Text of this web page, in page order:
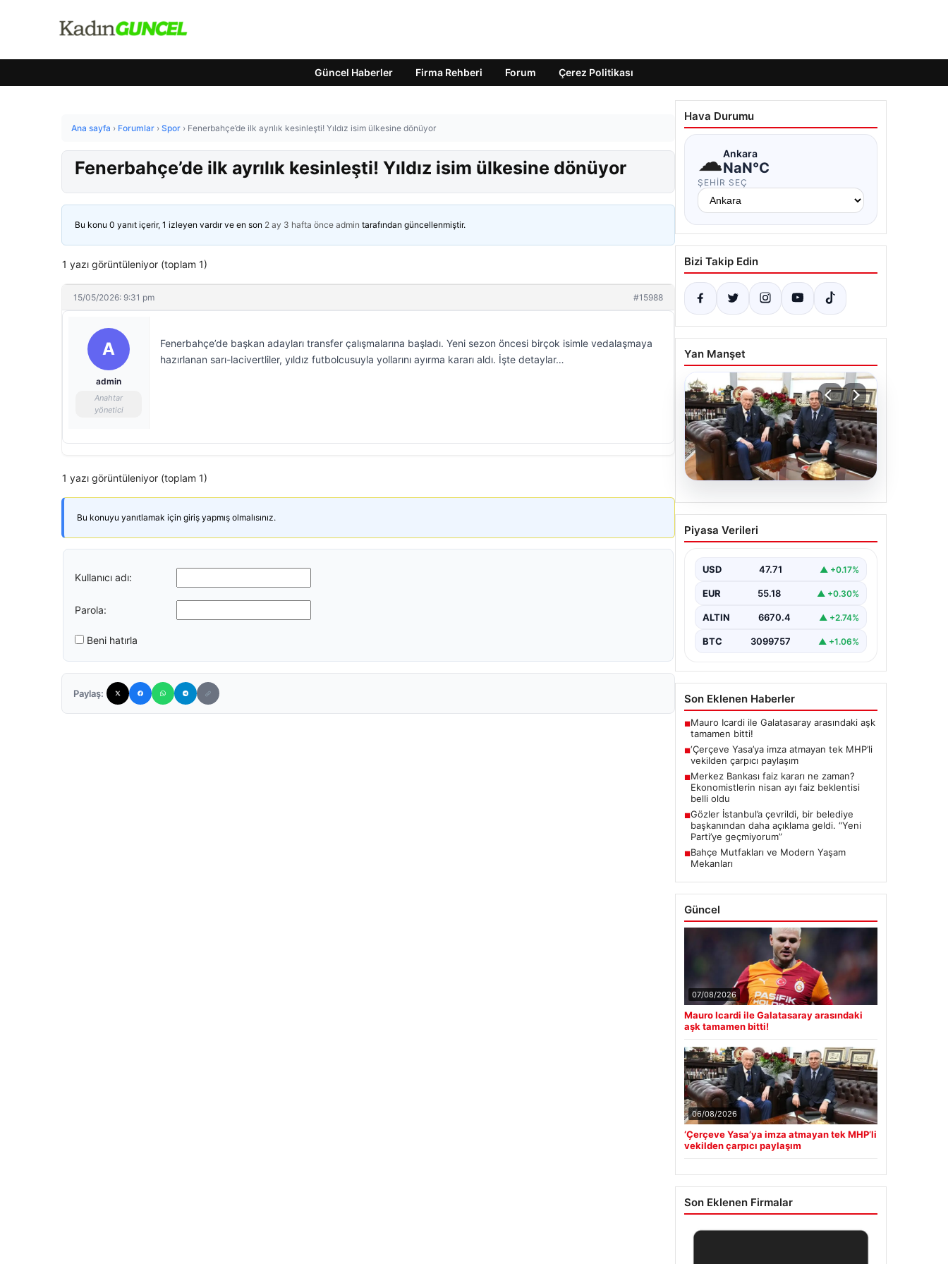
Güncel Haberler Firma Rehberi Forum Çerez Politikası
Ana sayfa › Forumlar › Spor › Fenerbahçe’de ilk ayrılık kesinleşti! Yıldız isim ülkesine dönüyor
Fenerbahçe’de ilk ayrılık kesinleşti! Yıldız isim ülkesine dönüyor
Bu konu 0 yanıt içerir, 1 izleyen vardır ve en son 2 ay 3 hafta önce admin tarafından güncellenmiştir.
1 yazı görüntüleniyor (toplam 1)
15/05/2026: 9:31 pm #15988
A
admin
Anahtar
yönetici
Fenerbahçe’de başkan adayları transfer çalışmalarına başladı. Yeni sezon öncesi birçok isimle vedalaşmaya
hazırlanan sarı-lacivertliler, yıldız futbolcusuyla yollarını ayırma kararı aldı. İşte detaylar…
1 yazı görüntüleniyor (toplam 1)
Bu konuyu yanıtlamak için giriş yapmış olmalısınız.
Kullanıcı adı:
Parola:
Beni hatırla
Paylaş:
Hava Durumu
☁Ankara
NaN°C
ŞEHIR SEÇ
Bizi Takip Edin
Yan Manşet
06.08.2026
‘Çerçeve Yasa’ya imza
atmayan tek MHP’li
Piyasa Verileri
USD 47.71 ▲ +0.17%
EUR 55.18 ▲ +0.30%
ALTIN 6670.4 ▲ +2.74%
BTC 3099757 ▲ +1.06%
Son Eklenen Haberler
■Mauro Icardi ile Galatasaray arasındaki aşk
tamamen bitti!
■‘Çerçeve Yasa’ya imza atmayan tek MHP’li
vekilden çarpıcı paylaşım
■Merkez Bankası faiz kararı ne zaman?
Ekonomistlerin nisan ayı faiz beklentisi
belli oldu
■Gözler İstanbul’a çevrildi, bir belediye
başkanından daha açıklama geldi. “Yeni
Parti’ye geçmiyorum”
■Bahçe Mutfakları ve Modern Yaşam
Mekanları
Güncel
07/08/2026
Mauro Icardi ile Galatasaray arasındaki
aşk tamamen bitti!
06/08/2026
‘Çerçeve Yasa’ya imza atmayan tek MHP’li
vekilden çarpıcı paylaşım
Son Eklenen Firmalar